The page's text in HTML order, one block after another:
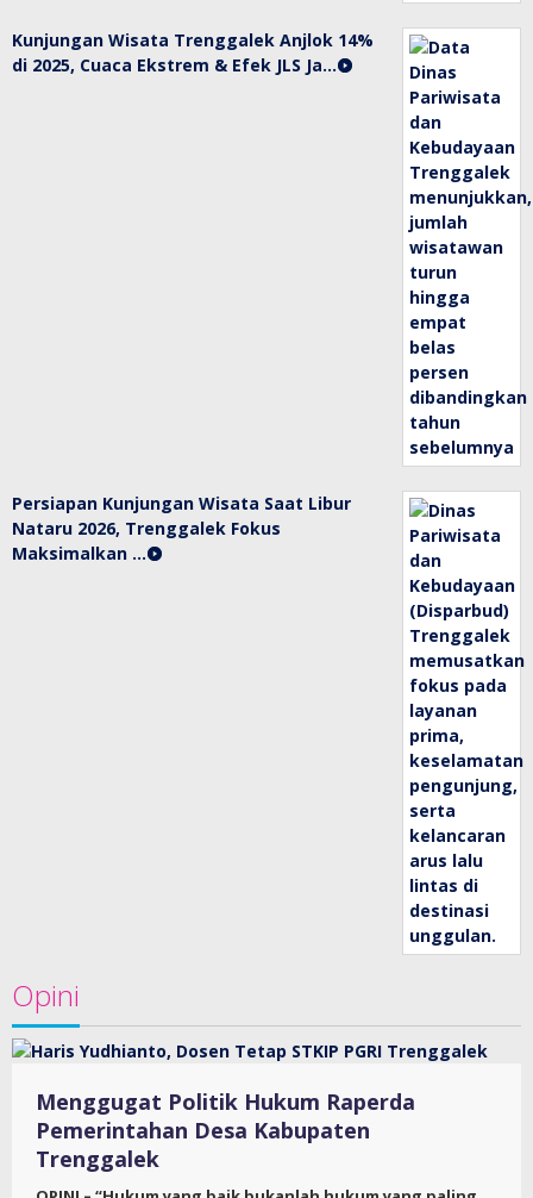
Kunjungan Wisata Trenggalek Anjlok 14%
di 2025, Cuaca Ekstrem & Efek JLS Ja…
Persiapan Kunjungan Wisata Saat Libur
Nataru 2026, Trenggalek Fokus
Maksimalkan …
Opini
Menggugat Politik Hukum Raperda
Pemerintahan Desa Kabupaten
Trenggalek